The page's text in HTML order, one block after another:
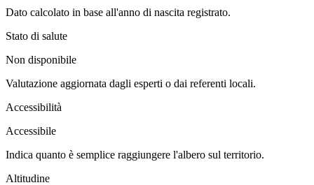
Dato calcolato in base all'anno di nascita registrato.
Stato di salute
Non disponibile
Valutazione aggiornata dagli esperti o dai referenti locali.
Accessibilità
Accessibile
Indica quanto è semplice raggiungere l'albero sul territorio.
Altitudine